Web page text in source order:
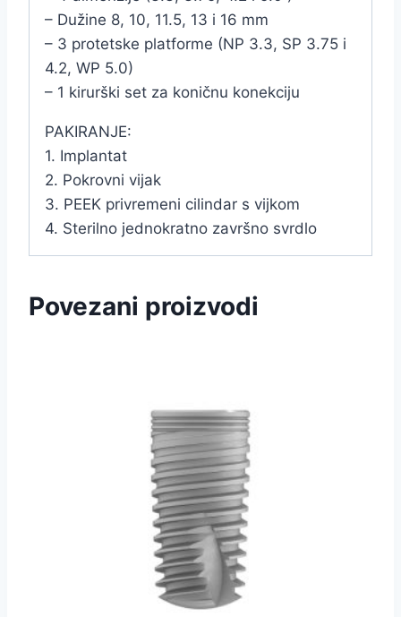
– Dužine 8, 10, 11.5, 13 i 16 mm
– 3 protetske platforme (NP 3.3, SP 3.75 i
4.2, WP 5.0)
– 1 kirurški set za koničnu konekciju
PAKIRANJE:
1. Implantat
2. Pokrovni vijak
3. PEEK privremeni cilindar s vijkom
4. Sterilno jednokratno završno svrdlo
Povezani proizvodi